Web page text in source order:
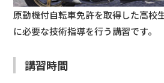
原動機付自転車免許を取得した高校
に必要な技術指導を行う講習です。
講習時間